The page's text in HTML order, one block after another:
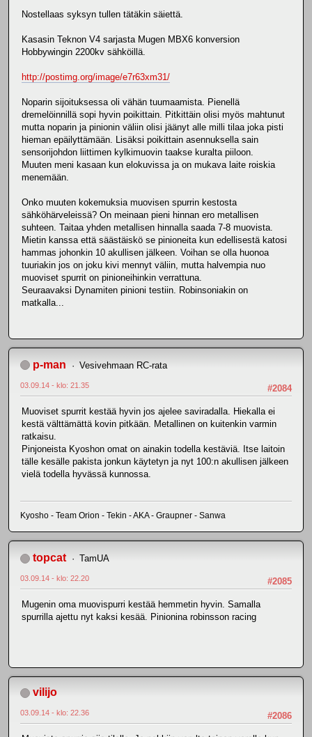
Nostellaas syksyn tullen tätäkin säiettä.
Kasasin Teknon V4 sarjasta Mugen MBX6 konversion
Hobbywingin 2200kv sähköillä.
http://postimg.org/image/e7r63xm31/
Noparin sijoituksessa oli vähän tuumaamista. Pienellä
dremelöinnillä sopi hyvin poikittain. Pitkittäin olisi myös mahtunut
mutta noparin ja pinionin väliin olisi jäänyt alle milli tilaa joka pisti
hieman epäilyttämään. Lisäksi poikittain asennuksella sain
sensorijohdon liittimen kylkimuovin taakse kuralta piiloon.
Muuten meni kasaan kun elokuvissa ja on mukava laite roiskia
menemään.
Onko muuten kokemuksia muovisen spurrin kestosta
sähköhärveleissä? On meinaan pieni hinnan ero metallisen
suhteen. Taitaa yhden metallisen hinnalla saada 7-8 muovista.
Mietin kanssa että säästäiskö se pinioneita kun edellisestä katosi
hammas johonkin 10 akullisen jälkeen. Voihan se olla huonoa
tuuriakin jos on joku kivi mennyt väliin, mutta halvempia nuo
muoviset spurrit on pinioneihinkin verrattuna.
Seuraavaksi Dynamiten pinioni testiin. Robinsoniakin on
matkalla...
p-man Vesivehmaan RC-rata
#2084
03.09.14 - klo: 21.35
Muoviset spurrit kestää hyvin jos ajelee saviradalla. Hiekalla ei
kestä välttämättä kovin pitkään. Metallinen on kuitenkin varmin
ratkaisu.
Pinjoneista Kyoshon omat on ainakin todella kestäviä. Itse laitoin
tälle kesälle pakista jonkun käytetyn ja nyt 100:n akullisen jälkeen
vielä todella hyvässä kunnossa.
Kyosho - Team Orion - Tekin - AKA - Graupner - Sanwa
topcat TamUA
#2085
03.09.14 - klo: 22.20
Mugenin oma muovispurri kestää hemmetin hyvin. Samalla
spurrilla ajettu nyt kaksi kesää. Pinionina robinsson racing
vilijo
#2086
03.09.14 - klo: 22.36